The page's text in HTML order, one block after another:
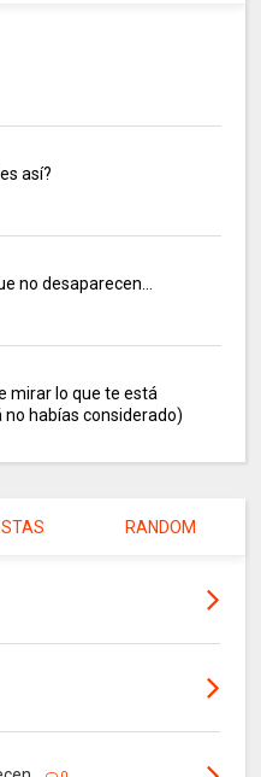
así?
no desaparecen…
mirar lo que te está
habías considerado)
RANDOM